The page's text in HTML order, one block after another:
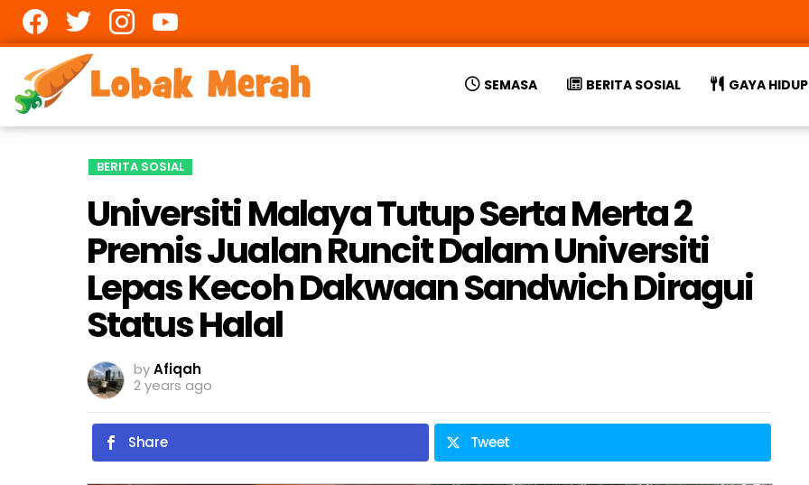
SEMASA BERITA SOSIAL GAYA HIDUP
BERITA SOSIAL
Universiti Malaya Tutup Serta Merta 2
Premis Jualan Runcit Dalam Universiti
Lepas Kecoh Dakwaan Sandwich Diragui
Status Halal
byAfiqah
2 years ago
Share Tweet